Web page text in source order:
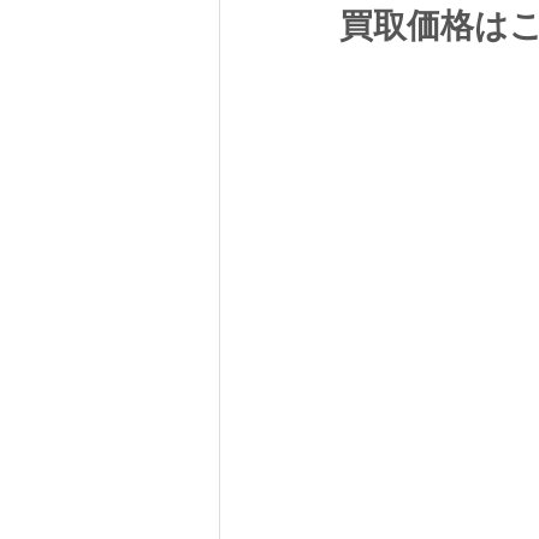
買取価格は